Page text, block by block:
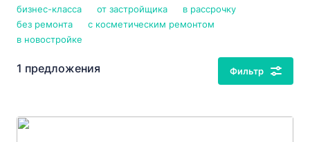
бизнес-класса
от застройщика
в рассрочку
без ремонта
с косметическим ремонтом
в новостройке
1 предложения Фильтр